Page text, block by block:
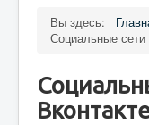
Вы здесь:
Социальные сети